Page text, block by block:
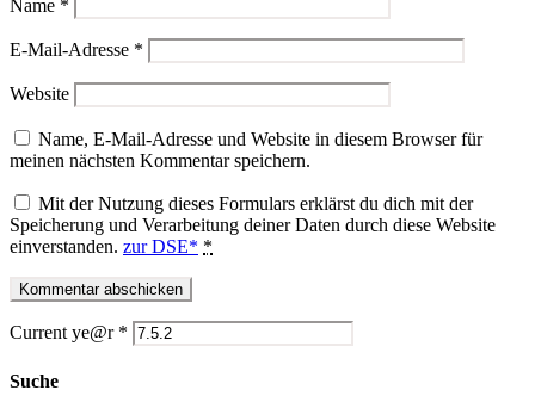
Name *
E-Mail-Adresse *
Website
Name, E-Mail-Adresse und Website in diesem Browser für
meinen nächsten Kommentar speichern.
Mit der Nutzung dieses Formulars erklärst du dich mit der
Speicherung und Verarbeitung deiner Daten durch diese Website
einverstanden. zur DSE* *
Current ye@r *
Suche